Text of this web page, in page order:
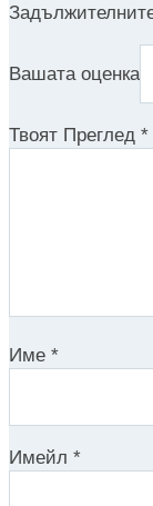
Вашата оценка
Твоят Преглед *
Име *
Имейл *